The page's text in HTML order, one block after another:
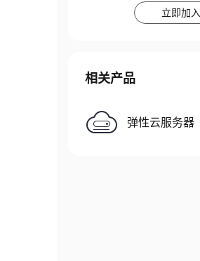
立即加入
相关产品
弹性云服务器